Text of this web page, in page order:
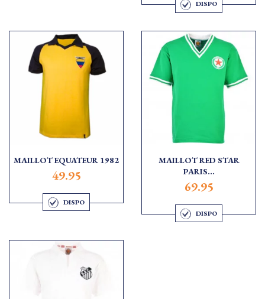
DISPO
MAILLOT EQUATEUR 1982
49.95
DISPO
MAILLOT RED STAR
PARIS...
69.95
DISPO